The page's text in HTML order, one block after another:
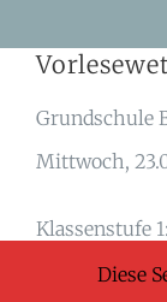
contentGrundschule
Mittwoch,
Klassenstufe 1:
1. Platz:Diese